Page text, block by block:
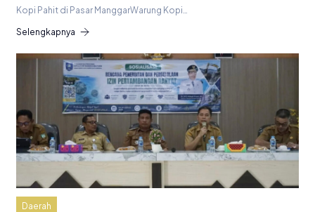
Kopi Pahit di Pasar ManggarWarung Kopi…
Selengkapnya
Daerah